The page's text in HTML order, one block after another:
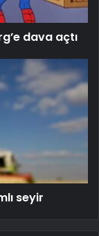
dava açtı
seyir